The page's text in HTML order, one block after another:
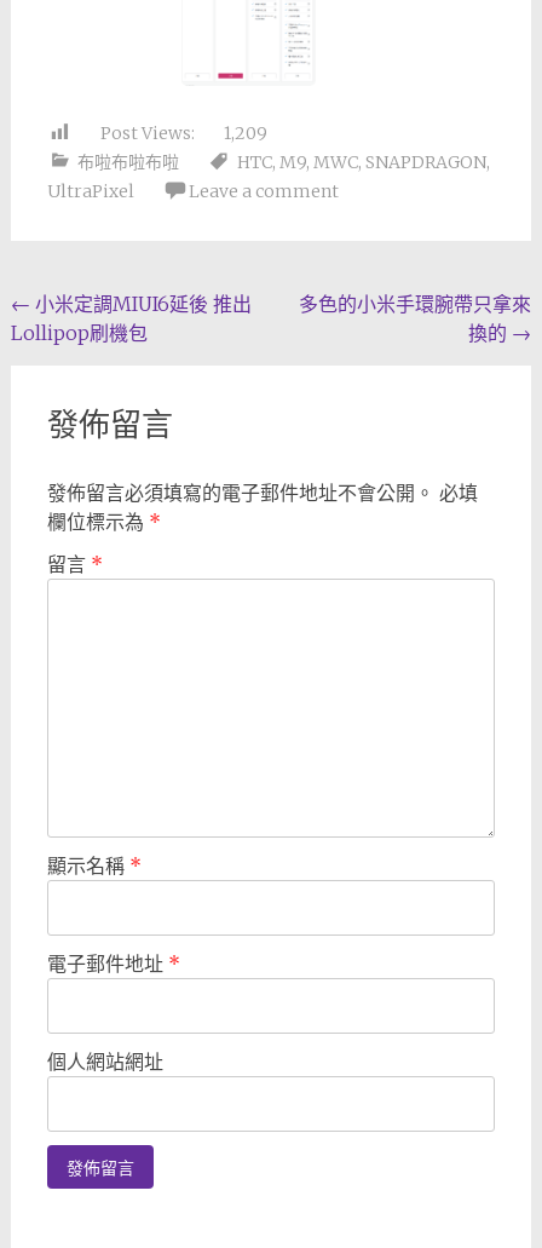
Post Views:
1,209
布啦布啦布啦
HTC, M9, MWC, SNAPDRAGON,
UltraPixel
Leave a comment
Post
navigation
← 小米定調MIUI6延後 推出
Lollipop刷機包
多色的小米手環腕帶只拿來
換的 →
發佈留言
發佈留言必須填寫的電子郵件地址不會公開。 必填
欄位標示為 *
留言 *
顯示名稱 *
電子郵件地址 *
個人網站網址